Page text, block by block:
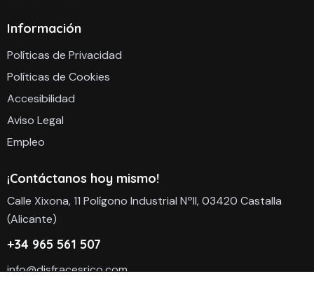
Información
Políticas de Privacidad
Políticas de Cookies
Accesibilidad
Aviso Legal
Empleo
¡Contáctanos hoy mismo!
Calle Xixona, 11 Polígono Industrial NºII, 03420 Castalla
(Alicante)
+34 965 561 507
info@disfracesrico.com